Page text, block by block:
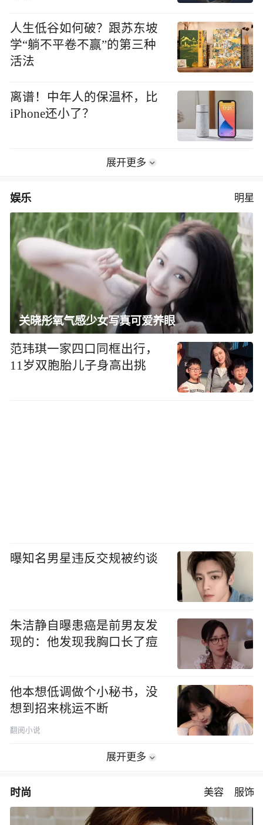
人生低谷如何破？跟苏东坡
学“躺不平卷不赢”的第三种
活法
离谱！中年人的保温杯，比
iPhone还小了？
展开更多
娱乐 明星
关晓彤氧气感少女写真可爱养眼
范玮琪一家四口同框出行，
11岁双胞胎儿子身高出挑
曝知名男星违反交规被约谈
朱洁静自曝患癌是前男友发
现的：他发现我胸口长了痘
他本想低调做个小秘书，没
想到招来桃运不断
翻阅小说
展开更多
时尚 美容 服饰